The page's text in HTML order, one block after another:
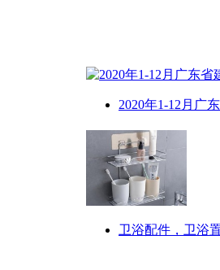
2020年1-12月广
卫浴配件，卫浴